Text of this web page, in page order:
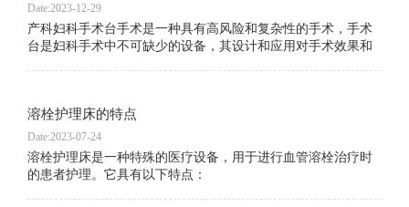
Date:2023-12-29
产科妇科手术台手术是一种具有高风险和复杂性的手术，手术
台是妇科手术中不可缺少的设备，其设计和应用对手术效果和
溶栓护理床的特点
Date:2023-07-24
溶栓护理床是一种特殊的医疗设备，用于进行血管溶栓治疗时
的患者护理。它具有以下特点：